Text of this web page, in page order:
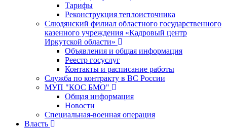
Тарифы
Реконструкция теплоисточника
Слюдянский филиал областного государственного
казенного учреждения «Кадровый центр
Иркутской области»
Объявления и общая информация
Реестр госуслуг
Контакты и расписание работы
Служба по контракту в ВС России
МУП "КОС БМО"
Общая информация
Новости
Специальная-военная операция
Власть